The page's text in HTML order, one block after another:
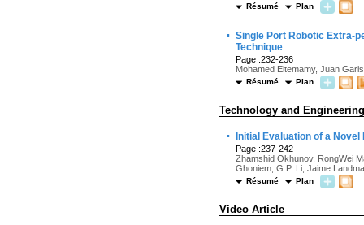
Résumé Plan
· Single Port Robotic Extra-
Technique
Page :232-236
Mohamed Eltemamy, Juan
Résumé Plan
Technology and Engineering
· Initial Evaluation of a
Page :237-242
Zhamshid Okhunov, RongWei
Ghoniem, G.P. Li, Jaime
Résumé Plan
Video Article